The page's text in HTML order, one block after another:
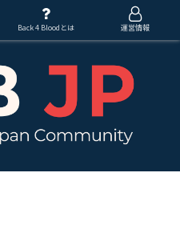
Back 4 Bloodとは 運営情報